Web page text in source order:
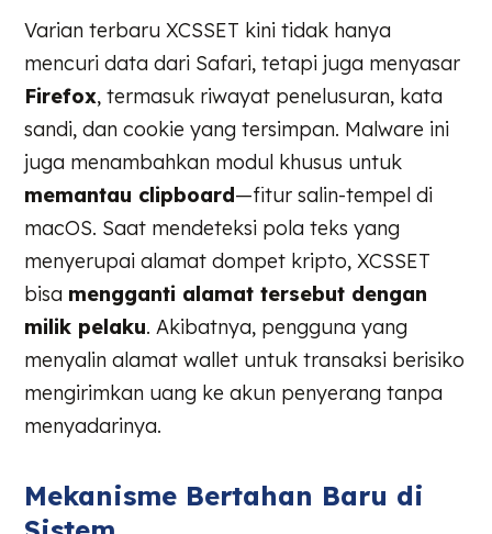
Varian terbaru XCSSET kini tidak hanya
mencuri data dari Safari, tetapi juga menyasar
Firefox, termasuk riwayat penelusuran, kata
sandi, dan cookie yang tersimpan. Malware ini
juga menambahkan modul khusus untuk
memantau clipboard—fitur salin-tempel di
macOS. Saat mendeteksi pola teks yang
menyerupai alamat dompet kripto, XCSSET
bisa mengganti alamat tersebut dengan
milik pelaku. Akibatnya, pengguna yang
menyalin alamat wallet untuk transaksi berisiko
mengirimkan uang ke akun penyerang tanpa
menyadarinya.
Mekanisme Bertahan Baru di